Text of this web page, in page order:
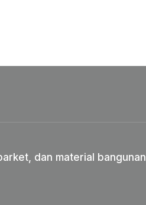
dan material bangunan